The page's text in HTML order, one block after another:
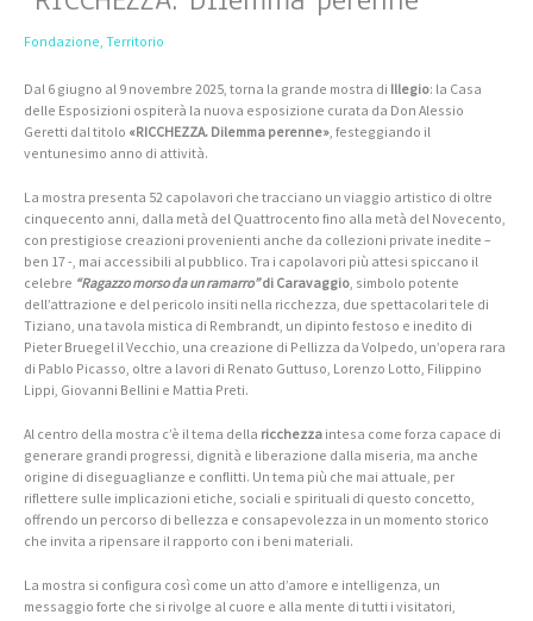
Fondazione Territorio
Dal 6 giugno al 9 novembre 2025, torna la grande mostra di Illegio: la Casa
delle Esposizioni ospiterà la nuova esposizione curata da Don Alessio
Geretti dal titolo «RICCHEZZA. Dilemma perenne», festeggiando il
ventunesimo anno di attività.
La mostra presenta 52 capolavori che tracciano un viaggio artistico di oltre
cinquecento anni, dalla metà del Quattrocento fino alla metà del Novecento,
con prestigiose creazioni provenienti anche da collezioni private inedite –
ben 17 -, mai accessibili al pubblico. Tra i capolavori più attesi spiccano il
celebre “Ragazzo morso da un ramarro”di Caravaggio, simbolo potente
dell’attrazione e del pericolo insiti nella ricchezza, due spettacolari tele di
Tiziano, una tavola mistica di Rembrandt, un dipinto festoso e inedito di
Pieter Bruegel il Vecchio, una creazione di Pellizza da Volpedo, un’opera rara
di Pablo Picasso, oltre a lavori di Renato Guttuso, Lorenzo Lotto, Filippino
Lippi, Giovanni Bellini e Mattia Preti.
Al centro della mostra c’è il tema della ricchezza intesa come forza capace di
generare grandi progressi, dignità e liberazione dalla miseria, ma anche
origine di diseguaglianze e conflitti. Un tema più che mai attuale, per
riflettere sulle implicazioni etiche, sociali e spirituali di questo concetto,
offrendo un percorso di bellezza e consapevolezza in un momento storico
che invita a ripensare il rapporto con i beni materiali.
La mostra si configura così come un atto d’amore e intelligenza, un
messaggio forte che si rivolge al cuore e alla mente di tutti i visitatori,